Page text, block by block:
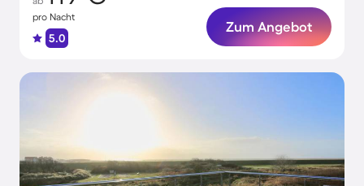
pro Nacht
5.0
Zum Angebot